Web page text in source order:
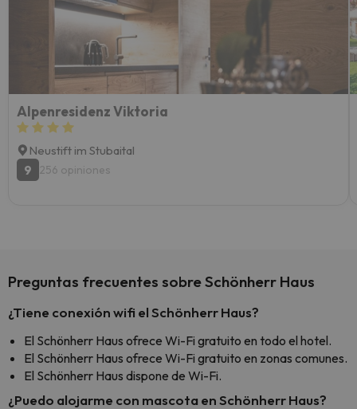
Alpenresidenz Viktoria
Neustift im Stubaital
9
256 opiniones
Preguntas frecuentes sobre Schönherr Haus
¿Tiene conexión wifi el Schönherr Haus?
El Schönherr Haus ofrece Wi-Fi gratuito en todo el hotel.
El Schönherr Haus ofrece Wi-Fi gratuito en zonas comunes.
El Schönherr Haus dispone de Wi-Fi.
¿Puedo alojarme con mascota en Schönherr Haus?